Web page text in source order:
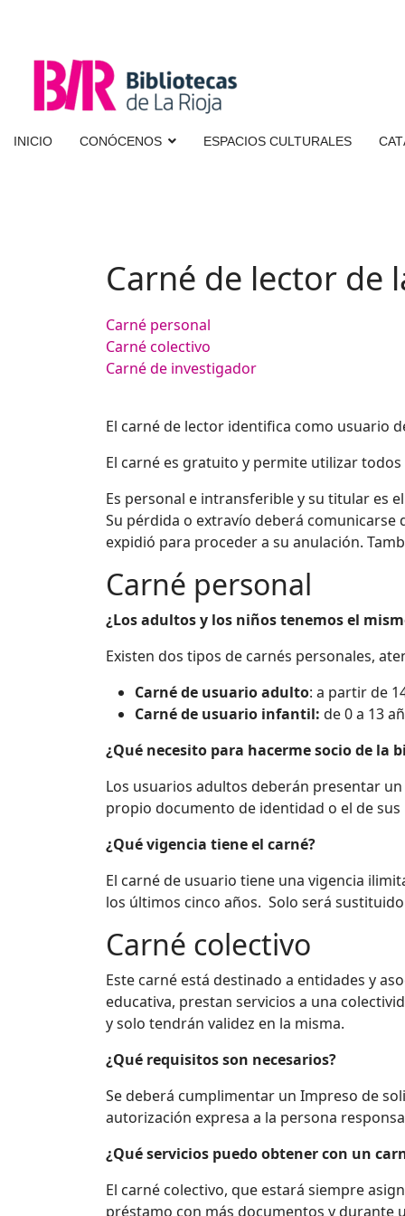
INICIO CONÓCENOS ESPACIOS CULTURALES
Carné de lector de
Carné personal
Carné colectivo
Carné de investigador
El carnéde lector identifica como usuario
El carné es gratuito y permite utilizar
Es personal e intransferible y su titular es
Su pérdida o extravío deberá comunicarse
expidió para procedera su anulación.
Carné personal
¿Los adultos y los niños tenemos el
Existen dos tipos de carnés personales,
Carné de usuario adulto: a partir de
Carné de usuario infantil: de 0 a 13
¿Qué necesito para hacerme socio de la
Los usuarios adultos deberán presentar
propio documento de identidad o el de
¿Qué vigencia tiene el carné?
El carné de usuario tiene una vigencia
los últimos cinco años. Solo será sustituido
Carné colectivo
Este carné está destinado a entidades y
educativa, prestan servicios a una
y solo tendrán validez en la misma.
¿Qué requisitos son necesarios?
Se deberá cumplimentar un Impreso de
autorización expresa a la persona
¿Qué servicios puedo obtener con un
El carné colectivo, que estará siempre
préstamo con más documentos y durante